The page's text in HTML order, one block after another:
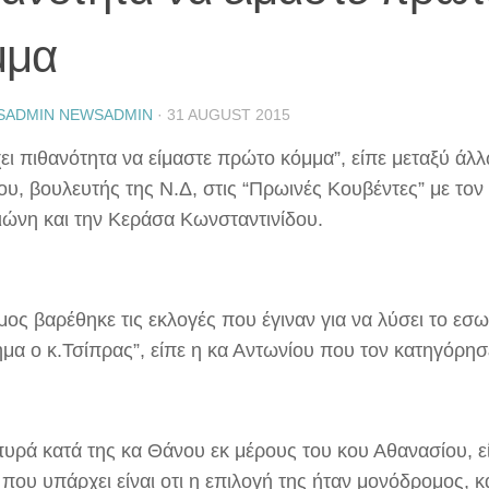
NEWSADMIN · 31 AUGUST 2015
πιθανότητα να είμαστε πρώτο κόμμα”, είπε μεταξύ
βουλευτής της Ν.Δ, στις “Πρωινές Κουβέντες” με
και την Κεράσα Κωνσταντινίδου.
βαρέθηκε τις εκλογές που έγιναν για να λύσει το
ο κ.Τσίπρας”, είπε η κα Αντωνίου που τον
κατά της κα Θάνου εκ μέρους του κου Αθανασίου,
υπάρχει είναι οτι η επιλογή της ήταν μονόδρομος,